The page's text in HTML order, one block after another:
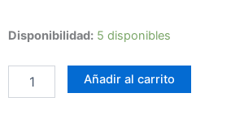
Disponibilidad: 5 disponibles
Thokkian
-
The
Añadir al carrito